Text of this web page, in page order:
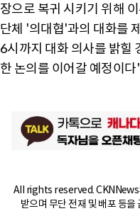
장으로 복귀 시키기 위해
단체 '의대협'과의 대화를
6시까지 대화 의사를 밝힐
한 논의를 이어갈 예정이
All rights reserved. CKNNews
받으며 무단 전재 및 배포 등